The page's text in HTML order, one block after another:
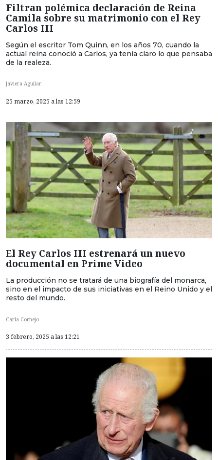
Filtran polémica declaración de Reina
Camila sobre su matrimonio con el Rey
Carlos III
Según el escritor Tom Quinn, en los años 70, cuando la
actual reina conoció a Carlos, ya tenía claro lo que pensaba
de la realeza.
Javiera Aguilar
25 marzo, 2025 a las 12:59
El Rey Carlos III estrenará un nuevo
documental en Prime Video
La producción no se tratará de una biografía del monarca,
sino en el impacto de sus iniciativas en el Reino Unido y el
resto del mundo.
Carla Cornejo
3 febrero, 2025 a las 12:21